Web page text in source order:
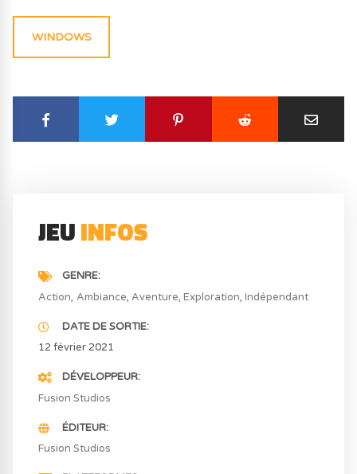
WINDOWS
JEUINFOS
GENRE
Action Ambiance Aventure Exploration Indépendant
DATE DE SORTIE
12 février 2021
DÉVELOPPEUR
Fusion Studios
ÉDITEUR
Fusion Studios